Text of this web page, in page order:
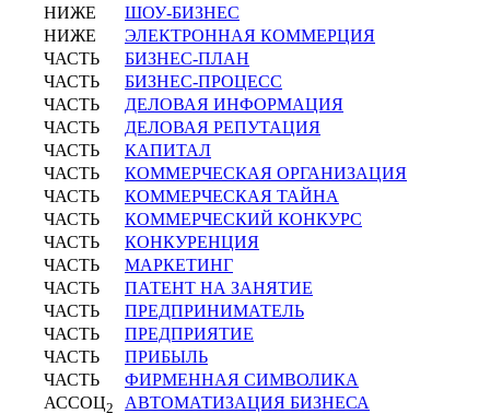
НИЖЕ
ШОУ-БИЗНЕС
НИЖЕ
ЭЛЕКТРОННАЯ КОММЕРЦИЯ
ЧАСТЬ
БИЗНЕС-ПЛАН
ЧАСТЬ
БИЗНЕС-ПРОЦЕСС
ЧАСТЬ
ДЕЛОВАЯ ИНФОРМАЦИЯ
ЧАСТЬ
ДЕЛОВАЯ РЕПУТАЦИЯ
ЧАСТЬ
КАПИТАЛ
ЧАСТЬ
КОММЕРЧЕСКАЯ ОРГАНИЗАЦИЯ
ЧАСТЬ
КОММЕРЧЕСКАЯ ТАЙНА
ЧАСТЬ
КОММЕРЧЕСКИЙ КОНКУРС
ЧАСТЬ
КОНКУРЕНЦИЯ
ЧАСТЬ
МАРКЕТИНГ
ЧАСТЬ
ПАТЕНТ НА ЗАНЯТИЕ
ЧАСТЬ
ПРЕДПРИНИМАТЕЛЬ
ЧАСТЬ
ПРЕДПРИЯТИЕ
ЧАСТЬ
ПРИБЫЛЬ
ЧАСТЬ
ФИРМЕННАЯ СИМВОЛИКА
АССОЦ2
АВТОМАТИЗАЦИЯ БИЗНЕСА